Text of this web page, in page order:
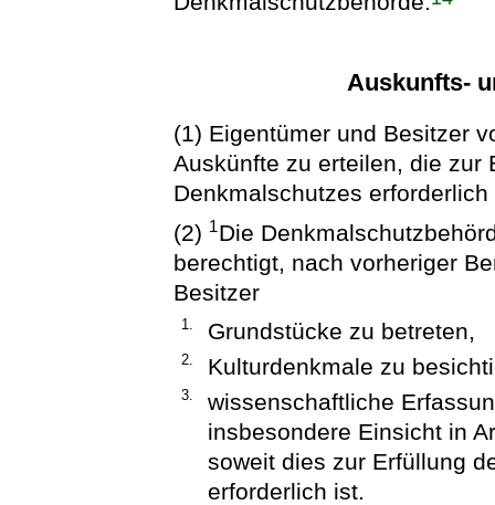
Auskunfts-
(1) Eigentümer und Besitzer
Auskünfte zu erteilen, die zur
Denkmalschutzes erforderlich
(2) 1Die
berechtigt, nach vorheriger
Besitzer
1. Grundstücke zu betreten,
2. Kulturdenkmale zu
3.
wissenschaftliche
insbesondere Einsicht in
soweit dies zur Erfüllung
erforderlich ist.